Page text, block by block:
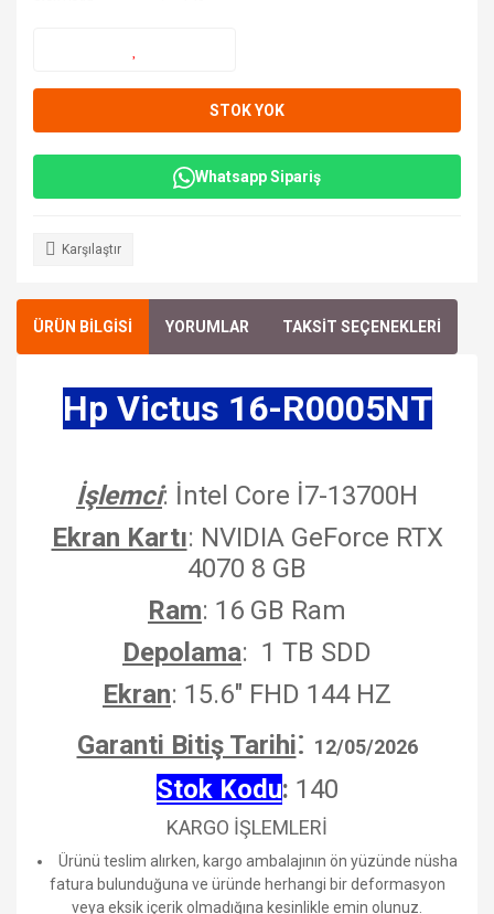
STOK YOK
Whatsapp Sipariş
Karşılaştır
ÜRÜN BİLGİSİ YORUMLAR TAKSİT SEÇENEKLERİ
Hp Victus 16-R0005NT
İşlemci: İntel Core İ7-13700H
Ekran Kartı: NVIDIA GeForce RTX
4070 8 GB
Ram: 16 GB Ram
Depolama: 1 TB SDD
Ekran: 15.6" FHD 144 HZ
Garanti Bitiş Tarihi: 12/05/2026
Stok Kodu: 140
KARGO İŞLEMLERİ
Ürünü teslim alırken, kargo ambalajının ön yüzünde nüsha
fatura bulunduğuna ve üründe herhangi bir deformasyon
veya eksik içerik olmadığına kesinlikle emin olunuz.